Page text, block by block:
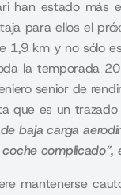
han estado más
para ellos el
1,9 km y no sólo
la temporada
senior de
que es un
baja carga
complicado”,
mantenerse